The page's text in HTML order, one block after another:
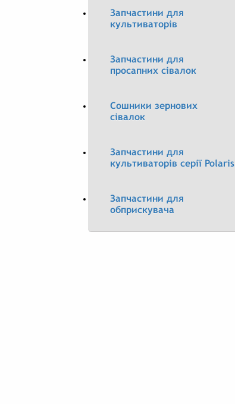
Запчастини для
культиваторів
Запчастини для
просапних сівалок
Сошники зернових
сівалок
Запчастини для
культиваторів серії Polaris
Запчастини для
обприскувача